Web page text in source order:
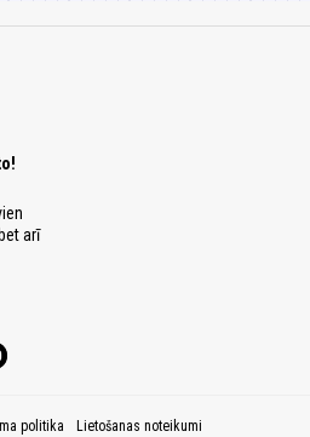
arī
politika Lietošanas noteikumi